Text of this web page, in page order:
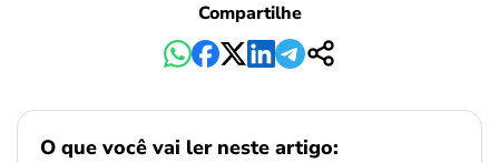
Compartilhe
O que você vai ler neste artigo: